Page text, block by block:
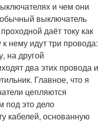
и чем они
выключатель
даёт току как
нему идут три провода:
на другой
два этих провода и
Главное, что я
цепляются
под это дело
кабелей, основанную